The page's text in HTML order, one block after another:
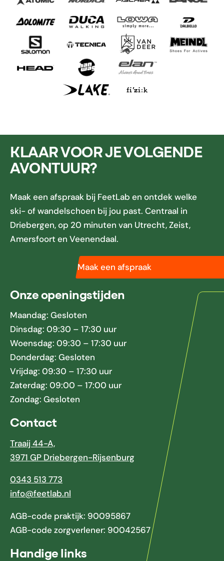
KLAAR VOOR JE VOLGENDE
AVONTUUR?
Maak een afspraak bij FeetLab en ontdek welke
ski- of wandelschoen bij jou past. Centraal in
Driebergen, op 20 minuten van Utrecht, Zeist,
Amersfoort en Veenendaal.
Maak een afspraak
Onze openingstijden
Maandag: Gesloten
Dinsdag: 09:30 – 17:30 uur
Woensdag: 09:30 – 17:30 uur
Donderdag: Gesloten
Vrijdag: 09:30 – 17:30 uur
Zaterdag: 09:00 – 17:00 uur
Zondag: Gesloten
Contact
Traaij 44-A,
3971 GP Driebergen-Rijsenburg
0343 513 773
info@feetlab.nl
AGB-code praktijk: 90095867
AGB-code zorgverlener: 90042567
Handige links